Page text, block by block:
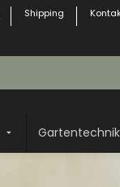
Shipping
Gartentechnik